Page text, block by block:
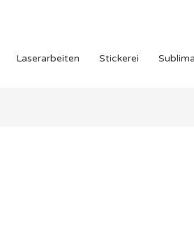
Laserarbeiten Stickerei